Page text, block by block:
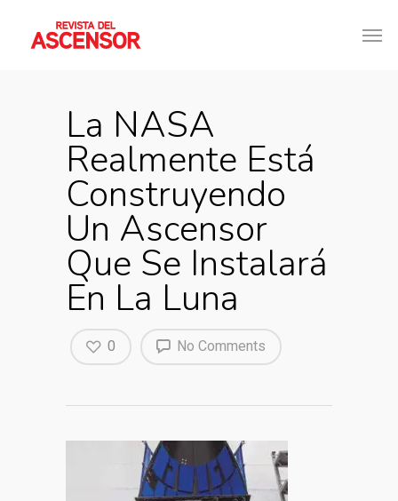
La NASA
Realmente Está
Construyendo
Un Ascensor
Que Se Instalará
En La Luna
No Comments
0